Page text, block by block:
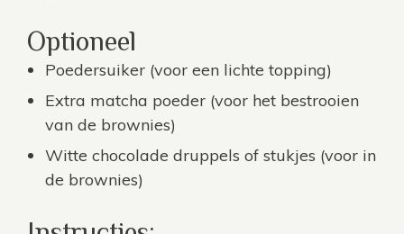
Optioneel
Poedersuiker (voor een lichte topping)
Extra matcha poeder (voor het bestrooien
van de brownies)
Witte chocolade druppels of stukjes (voor in
de brownies)